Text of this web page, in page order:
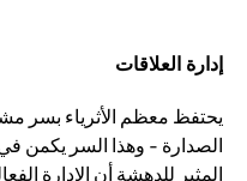
إدارة العلاقات
يحتفظ معظم الأثرياء بسر
الصدارة - وهذا السر يكمن
المثير للدهشة أن الإدارة